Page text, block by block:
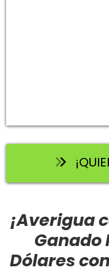
¡Averigua
Ganado
Dólares